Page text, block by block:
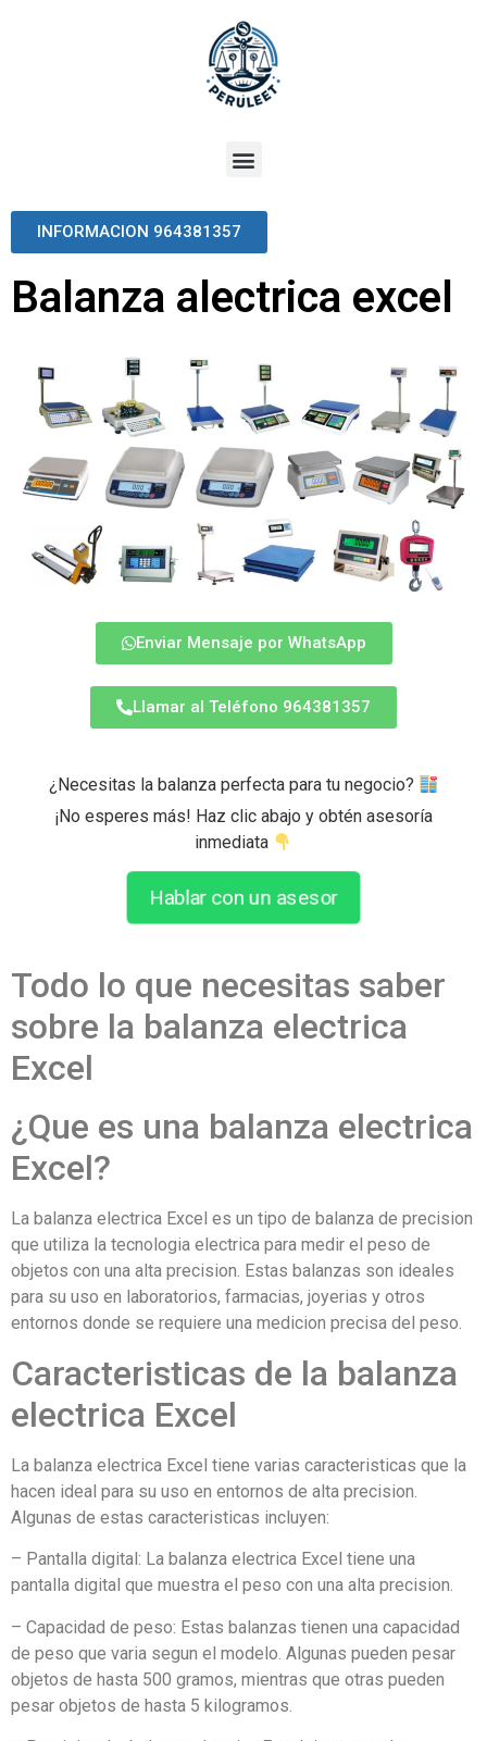
INFORMACION 964381357
Balanza alectrica excel
Enviar Mensaje por WhatsApp
Llamar al Teléfono 964381357
¿Necesitas la balanza perfecta para tu negocio?
¡No esperes más! Haz clic abajo y obtén asesoría
inmediata
Hablar con un asesor
Todo lo que necesitas saber
sobre la balanza electrica
Excel
¿Que es una balanza electrica
Excel?
La balanza electrica Excel es un tipo de balanza de precision
que utiliza la tecnologia electrica para medir el peso de
objetos con una alta precision. Estas balanzas son ideales
para su uso en laboratorios, farmacias, joyerias y otros
entornos donde se requiere una medicion precisa del peso.
Caracteristicas de la balanza
electrica Excel
La balanza electrica Excel tiene varias caracteristicas que la
hacen ideal para su uso en entornos de alta precision.
Algunas de estas caracteristicas incluyen:
– Pantalla digital: La balanza electrica Excel tiene una
pantalla digital que muestra el peso con una alta precision.
– Capacidad de peso: Estas balanzas tienen una capacidad
de peso que varia segun el modelo. Algunas pueden pesar
objetos de hasta 500 gramos, mientras que otras pueden
pesar objetos de hasta 5 kilogramos.